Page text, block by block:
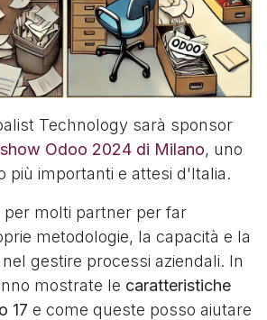
Technology sarà sponsor
Odoo 2024 di Milano, uno
più importanti e attesi d'Italia.
per molti partner per far
metodologie, la capacità e la
gestire processi aziendali. In
mostrate le caratteristiche
17 e come queste posso aiutare